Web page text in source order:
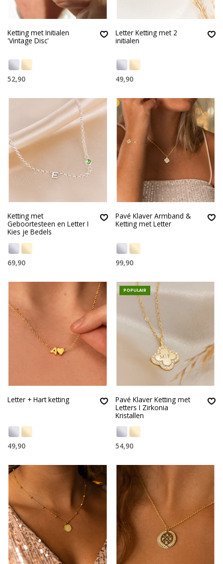
Ketting met Initialen
'Vintage Disc'
52,90
Letter Ketting met 2
initialen
49,90
Ketting met
Geboortesteen en Letter I
Kies je Bedels
69,90
Pavé Klaver Armband &
Ketting met Letter
99,90
Letter + Hart ketting
49,90
POPULAIR
Pavé Klaver Ketting met
Letters I Zirkonia
Kristallen
54,90